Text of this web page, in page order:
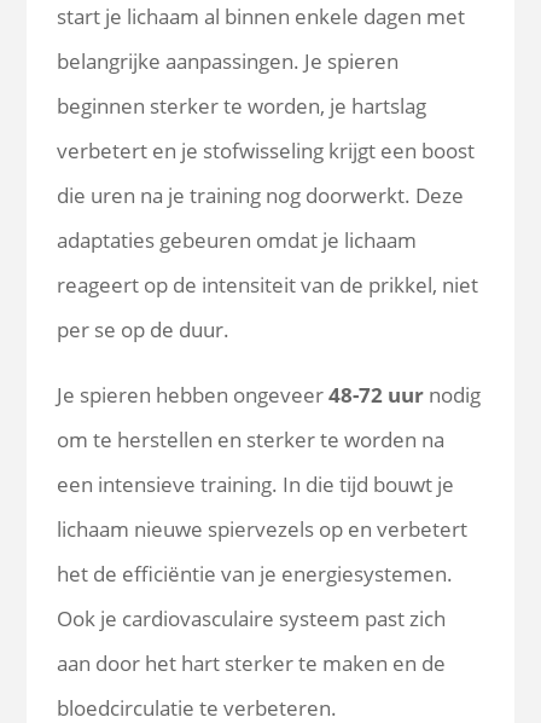
start je lichaam al binnen enkele dagen met
belangrijke aanpassingen. Je spieren
beginnen sterker te worden, je hartslag
verbetert en je stofwisseling krijgt een boost
die uren na je training nog doorwerkt. Deze
adaptaties gebeuren omdat je lichaam
reageert op de intensiteit van de prikkel, niet
per se op de duur.
Je spieren hebben ongeveer48-72 uur nodig
om te herstellen en sterker te worden na
een intensieve training. In die tijd bouwt je
lichaam nieuwe spiervezels op en verbetert
het de efficiëntie van je energiesystemen.
Ook je cardiovasculaire systeem past zich
aan door het hart sterker te maken en de
bloedcirculatie te verbeteren.